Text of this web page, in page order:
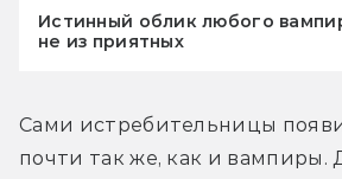
Истинный облик любого
не из приятных
Сами истребительницы
почти так же, как и вампиры.